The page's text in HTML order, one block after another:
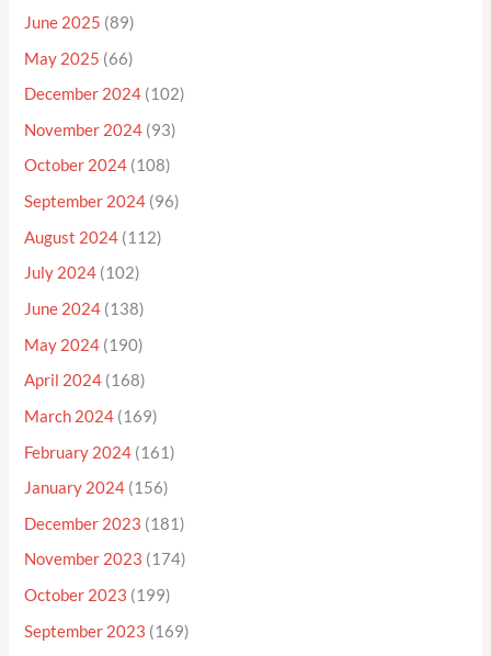
June 2025 (89)
May 2025 (66)
December 2024 (102)
November 2024 (93)
October 2024 (108)
September 2024 (96)
August 2024 (112)
July 2024 (102)
June 2024 (138)
May 2024 (190)
April 2024 (168)
March 2024 (169)
February 2024 (161)
January 2024 (156)
December 2023 (181)
November 2023 (174)
October 2023 (199)
September 2023 (169)